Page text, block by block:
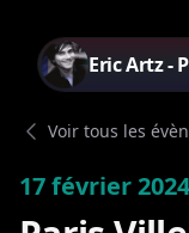
Eric Artz -
Voir tous les
17 février 2024